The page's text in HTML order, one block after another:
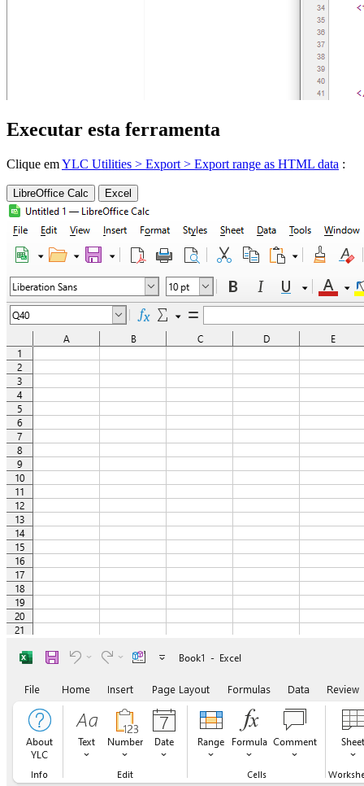
Executar esta ferramenta
Clique emYLC Utilities > Export > Export range as HTML data :
LibreOffice Calc Excel